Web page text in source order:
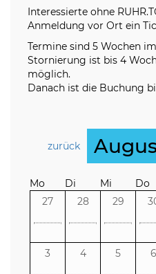
Interessierte ohne
Anmeldung vor Ort ein
Termine sind 5 Wochen
Stornierung ist bis 4
möglich.
Danach ist die Buchung
zurück
Mo Di Mi Do
27
28 29
3 4 5 6